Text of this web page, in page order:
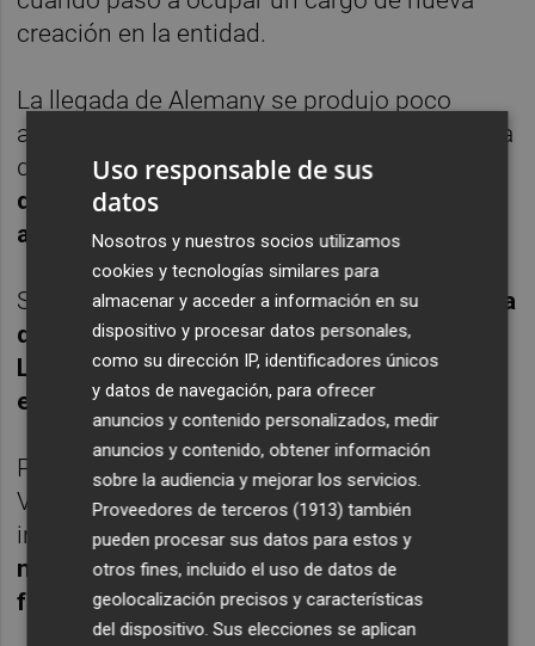
creación en la entidad.
La llegada de Alemany se produjo poco
antes de otro cambio sustancial en la cúpula
del club, puesel 10 de abril se comunicó
que la presidenta Layhoon Chan
abandonaría el cargo el 1 de julio.
Su relevo,Anil Murthy,persona de confianza
del máximo accionista de la entidad,
Lim
, y que habla castellano, yatrabajaba en
el Valencia desde finales del año anterior
Paulatinamente Murthy, instalado en
Valencia y seguidor del día a día del club,
incorporó responsabilidades hasta que
nombramiento oficial coincidió con el inicio
formal de la actual temporada deportiva
Uso responsable de sus
datos
Nosotros y nuestros socios utilizamos
cookies y tecnologías similares para
almacenar y acceder a información en su
dispositivo y procesar datos personales,
como su dirección IP, identificadores únicos
y datos de navegación, para ofrecer
anuncios y contenido personalizados, medir
anuncios y contenido, obtener información
sobre la audiencia y mejorar los servicios.
Proveedores de terceros (1913) también
pueden procesar sus datos para estos y
otros fines, incluido el uso de datos de
geolocalización precisos y características
del dispositivo. Sus elecciones se aplican